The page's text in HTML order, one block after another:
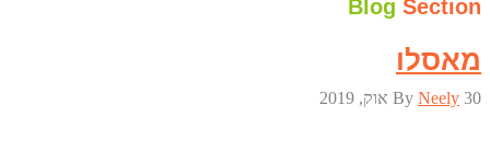
Blog Section
מאסלו
By Neely 30 אוק, 2019